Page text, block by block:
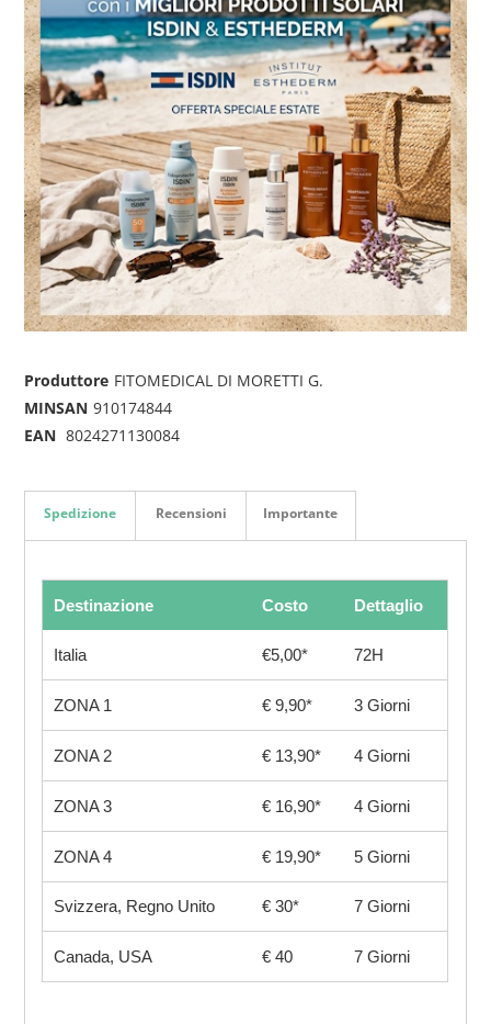
Produttore FITOMEDICAL DI MORETTI G.
MINSAN 910174844
EAN 8024271130084
Spedizione
Destinazione Costo Dettaglio
Italia €5,00* 72H
ZONA 1 € 9,90* 3 Giorni
ZONA 2 € 13,90* 4 Giorni
ZONA 3 € 16,90* 4 Giorni
ZONA 4 € 19,90* 5 Giorni
Svizzera, Regno Unito € 30* 7 Giorni
Canada, USA € 40 7 Giorni
Recensioni Importante